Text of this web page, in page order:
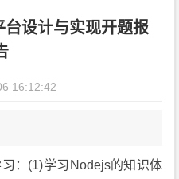
设计与实现开题报
16:12:42
：(1)学习Nodejs的知识体